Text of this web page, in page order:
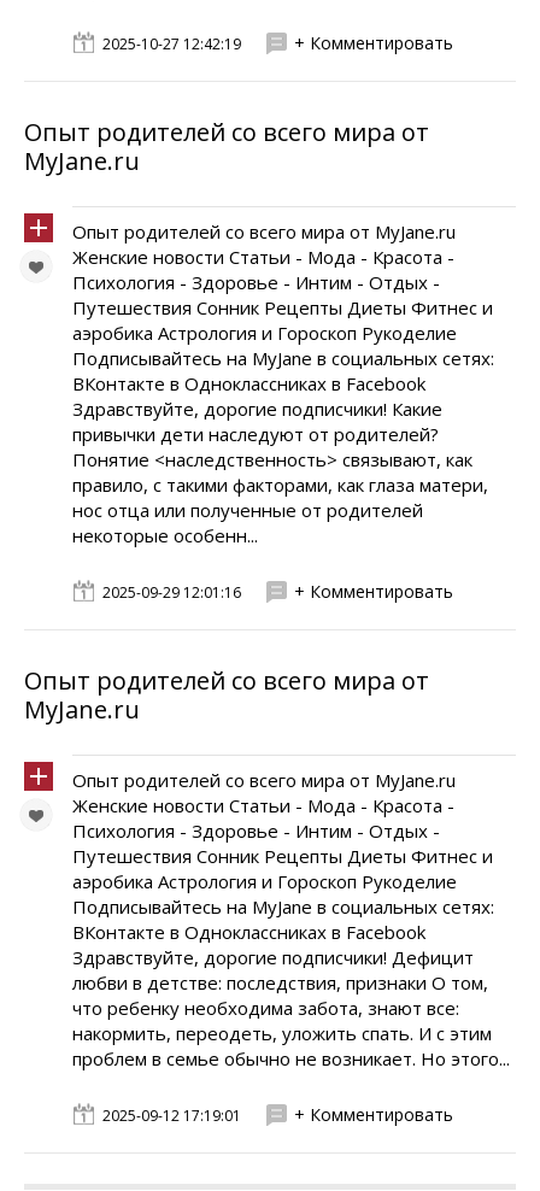
2025-10-27 12:42:19 + Комментировать
Опыт родителей со всего мира от
MyJane.ru
Опыт родителей со всего мира от MyJane.ru
Женские новости Статьи - Мода - Красота -
Психология - Здоровье - Интим - Отдых -
Путешествия Сонник Рецепты Диеты Фитнес и
аэробика Астрология и Гороскоп Рукоделие
Подписывайтесь на MyJane в социальных сетях:
ВКонтакте в Одноклассниках в Facebook
Здравствуйте, дорогие подписчики! Какие
привычки дети наследуют от родителей?
Понятие <наследственность> связывают, как
правило, с такими факторами, как глаза матери,
нос отца или полученные от родителей
некоторые особенн...
2025-09-29 12:01:16 + Комментировать
Опыт родителей со всего мира от
MyJane.ru
Опыт родителей со всего мира от MyJane.ru
Женские новости Статьи - Мода - Красота -
Психология - Здоровье - Интим - Отдых -
Путешествия Сонник Рецепты Диеты Фитнес и
аэробика Астрология и Гороскоп Рукоделие
Подписывайтесь на MyJane в социальных сетях:
ВКонтакте в Одноклассниках в Facebook
Здравствуйте, дорогие подписчики! Дефицит
любви в детстве: последствия, признаки О том,
что ребенку необходима забота, знают все:
накормить, переодеть, уложить спать. И с этим
проблем в семье обычно не возникает. Но этого...
2025-09-12 17:19:01 + Комментировать